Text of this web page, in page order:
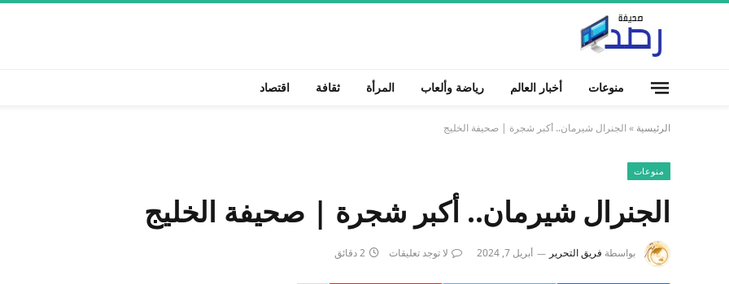
منوعات أخبار العالم رياضة وألعاب المرأة ثقافة اقتصاد
الرئيسية » الجنرال شيرمان.. أكبر شجرة | صحيفة الخليج
منوعات
الجنرال شيرمان.. أكبر شجرة | صحيفة الخليج
بواسطة فريق التحرير أبريل 7, 2024 لا توجد تعليقات 2 دقائق